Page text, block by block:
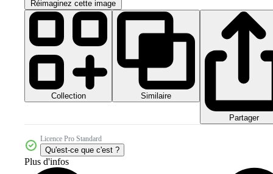
Réimaginez cette image
Collection Similaire
Partager
Licence Pro Standard
Qu'est-ce que c'est ?
Plus d'infos